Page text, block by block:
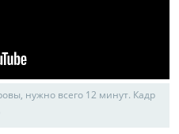
нужно всего 12 минут. Кадр